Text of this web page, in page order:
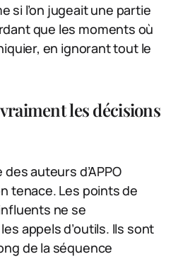
si l’on jugeait une partie
que les moments où
en ignorant tout le
les décisions
des auteurs d’APPO
tenace. Les points de
ne se
appels d’outils. Ils sont
de la séquence